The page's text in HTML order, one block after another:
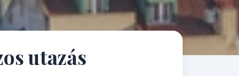
utazás